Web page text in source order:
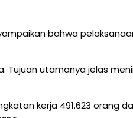
bahwa
Tujuan utamanya jelas
kerja 491.623 orang